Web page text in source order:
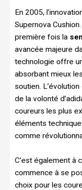
En 2005,
Supernova
première fois la
avancée majeure
technologie offre
absorbant mieux
soutien.
de la volonté
coureurs les plus
éléments
comme
C’est également à
commence à se
choix pour les